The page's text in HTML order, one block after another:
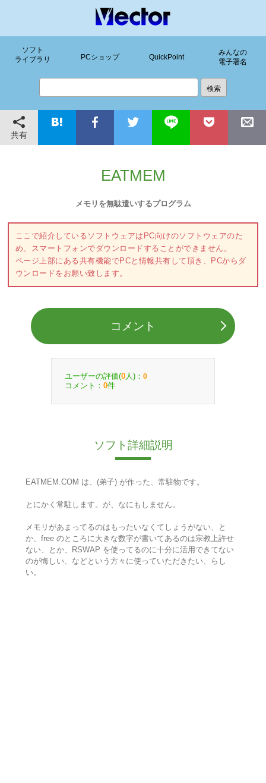
ソフト
ライブラリ
PCショップ QuickPoint
みんなの
電子署名
共有
EATMEM
メモリを無駄遣いするプログラム
ここで紹介しているソフトウェアはPC向けのソフトウェアのた
め、スマートフォンでダウンロードすることができません。
ページ上部にある共有機能でPCと情報共有して頂き、PCからダ
ウンロードをお願い致します。
コメント
ユーザーの評価(0 人)： 0
コメント： 0件
ソフト詳細説明
EATMEM.COM は、(弟子) が作った、常駐物です。
とにかく常駐します。が、なにもしません。
メモリがあまってるのはもったいなくてしょうがない、と
か、free のところに大きな数字が書いてあるのは宗教上許せ
ない、とか、RSWAP を使ってるのに十分に活用できてない
のが悔しい、などという方々に使っていただきたい、らし
い。